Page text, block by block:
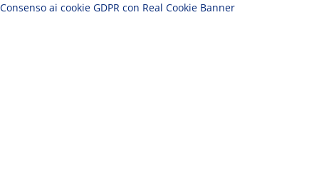
Consenso ai cookie GDPR con Real Cookie Banner